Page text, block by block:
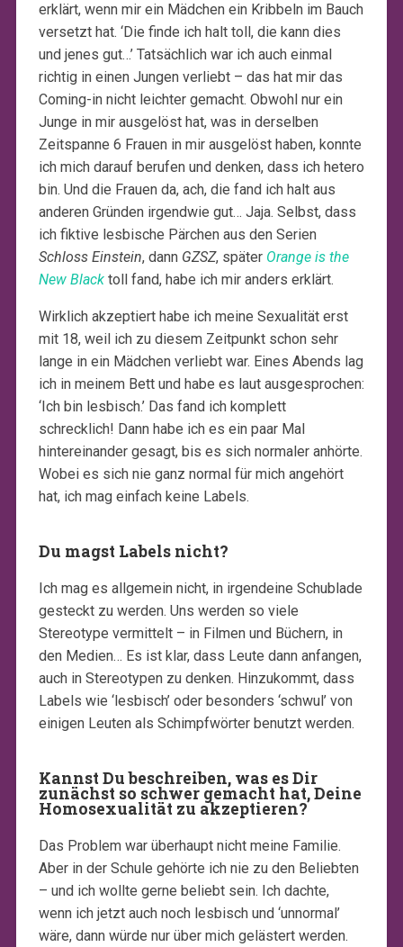
erklärt, wenn mir ein Mädchen ein Kribbeln im Bauch
versetzt hat. ‘Die finde ich halt toll, die kann dies
und jenes gut…’ Tatsächlich war ich auch einmal
richtig in einen Jungen verliebt – das hat mir das
Coming-in nicht leichter gemacht. Obwohl nur ein
Junge in mir ausgelöst hat, was in derselben
Zeitspanne 6 Frauen in mir ausgelöst haben, konnte
ich mich darauf berufen und denken, dass ich hetero
bin. Und die Frauen da, ach, die fand ich halt aus
anderen Gründen irgendwie gut… Jaja. Selbst, dass
ich fiktive lesbische Pärchen aus den Serien
Schloss Einstein, dann GZSZ, später Orange is the
New Blacktoll fand, habe ich mir anders erklärt.
Wirklich akzeptiert habe ich meine Sexualität erst
mit 18, weil ich zu diesem Zeitpunkt schon sehr
lange in ein Mädchen verliebt war. Eines Abends lag
ich in meinem Bett und habe es laut ausgesprochen:
‘Ich bin lesbisch.’ Das fand ich komplett
schrecklich! Dann habe ich es ein paar Mal
hintereinander gesagt, bis es sich normaler anhörte.
Wobei es sich nie ganz normal für mich angehört
hat, ich mag einfach keine Labels.
Du magst Labels nicht?
Ich mag es allgemein nicht, in irgendeine Schublade
gesteckt zu werden. Uns werden so viele
Stereotype vermittelt – in Filmen und Büchern, in
den Medien… Es ist klar, dass Leute dann anfangen,
auch in Stereotypen zu denken. Hinzukommt, dass
Labels wie ‘lesbisch’ oder besonders ‘schwul’ von
einigen Leuten als Schimpfwörter benutzt werden.
Kannst Du beschreiben, was es Dir
zunächst so schwer gemacht hat, Deine
Homosexualität zu akzeptieren?
Das Problem war überhaupt nicht meine Familie.
Aber in der Schule gehörte ich nie zu den Beliebten
– und ich wollte gerne beliebt sein. Ich dachte,
wenn ich jetzt auch noch lesbisch und ‘unnormal’
wäre, dann würde nur über mich gelästert werden.